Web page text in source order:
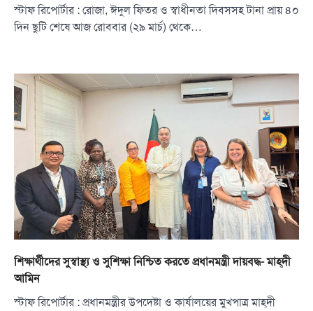
স্টাফ রিপোর্টার : রোজা, ঈদুল ফিতর ও স্বাধীনতা দিবসসহ টানা প্রায় ৪০
দিন ছুটি শেষে আজ রোববার (২৯ মার্চ) থেকে…
শিক্ষার্থীদের সুস্বাস্থ্য ও সুশিক্ষা নিশ্চিত করতে প্রধানমন্ত্রী দায়বদ্ধ- মাহ্‌দী
আমিন
স্টাফ রিপোর্টার : প্রধানমন্ত্রীর উপদেষ্টা ও কার্যালয়ের মুখপাত্র মাহ্‌দী